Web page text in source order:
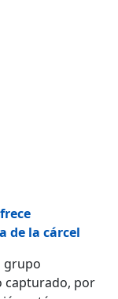
de la cárcel
grupo
capturado, por